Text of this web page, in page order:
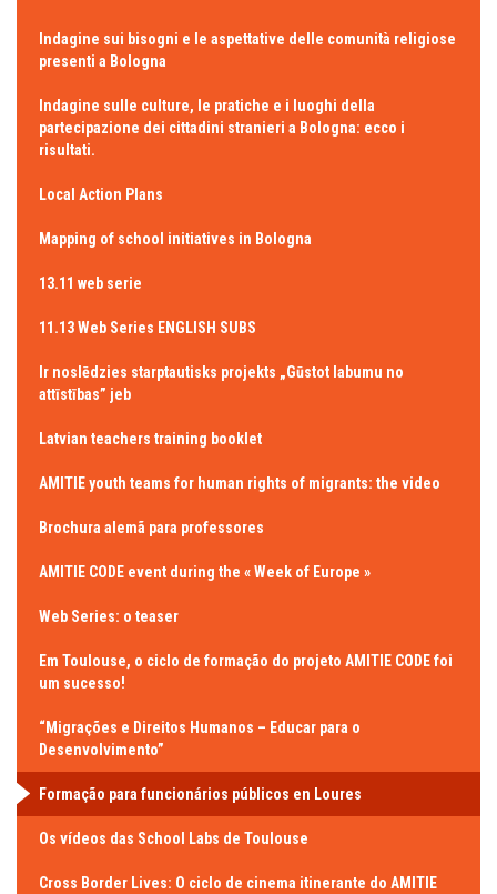
Indagine sui bisogni e le aspettative delle comunità religiose
presenti a Bologna
Indagine sulle culture, le pratiche e i luoghi della
partecipazione dei cittadini stranieri a Bologna: ecco i
risultati.
Local Action Plans
Mapping of school initiatives in Bologna
13.11 web serie
11.13 Web Series ENGLISH SUBS
Ir noslēdzies starptautisks projekts „Gūstot labumu no
attīstības” jeb
Latvian teachers training booklet
AMITIE youth teams for human rights of migrants: the video
Brochura alemã para professores
AMITIE CODE event during the « Week of Europe »
Web Series: o teaser
Em Toulouse, o ciclo de formação do projeto AMITIE CODE foi
um sucesso!
“Migrações e Direitos Humanos – Educar para o
Desenvolvimento”
Formação para funcionários públicos en Loures
Os vídeos das School Labs de Toulouse
Cross Border Lives: O ciclo de cinema itinerante do AMITIE